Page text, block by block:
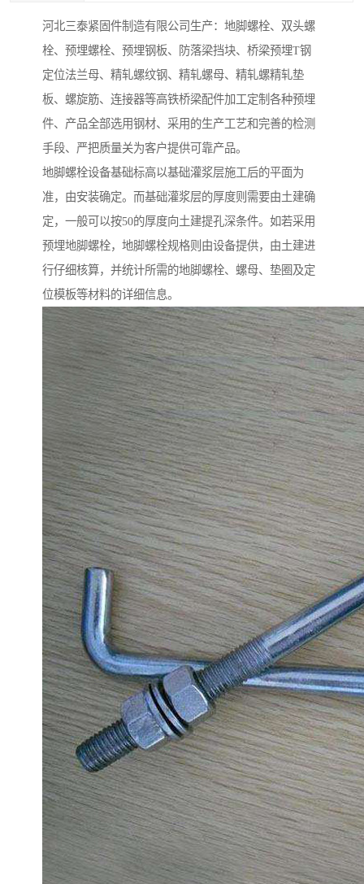
河北三泰紧固件制造有限公司生产：地脚螺栓、双头螺
栓、预埋螺栓、预埋钢板、防落梁挡块、桥梁预埋T钢
定位法兰母、精轧螺纹钢、精轧螺母、精轧螺精轧垫
板、螺旋筋、连接器等高铁桥梁配件加工定制各种预埋
件、产品全部选用钢材、采用的生产工艺和完善的检测
手段、严把质量关为客户提供可靠产品。
地脚螺栓设备基础标高以基础灌浆层施工后的平面为
准，由安装确定。而基础灌浆层的厚度则需要由土建确
定，一般可以按50的厚度向土建提孔深条件。如若采用
预埋地脚螺栓，地脚螺栓规格则由设备提供，由土建进
行仔细核算，并统计所需的地脚螺栓、螺母、垫圈及定
位模板等材料的详细信息。